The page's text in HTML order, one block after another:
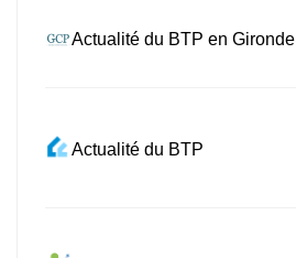
Actualité du BTP en Gironde
Actualité du BTP